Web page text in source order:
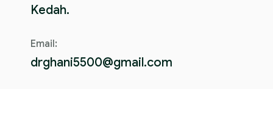
Kedah.
Email:
drghani5500@gmail.com